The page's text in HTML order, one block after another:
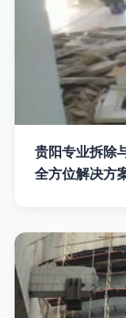
贵阳专业拆除
全方位解决方